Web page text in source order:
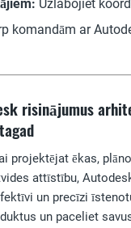
Uzlabojiet
komandām ar
risinājumus
projektējat ēkas,
attīstību,
un precīzi
un paceliet